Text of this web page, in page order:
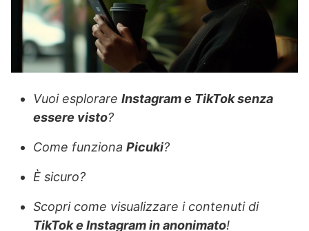
Vuoi esplorare Instagram e TikTok senza
essere visto?
Come funziona Picuki?
È sicuro?
Scopri come visualizzare i contenuti di
TikTok e Instagram in anonimato!